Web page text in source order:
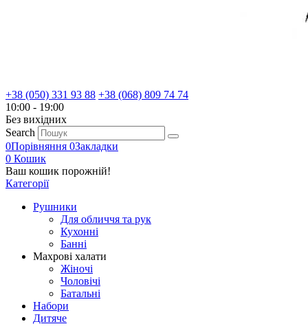
+38 (050) 331 93 88 +38 (068) 809 74 74
10:00 - 19:00
Без вихiдних
Search
0Порівняння 0Закладки
0 Кошик
Ваш кошик порожній!
Категорії
Рушники
Для обличчя та рук
Кухонні
Банні
Махрові халати
Жіночі
Чоловічі
Батальні
Набори
Дитяче